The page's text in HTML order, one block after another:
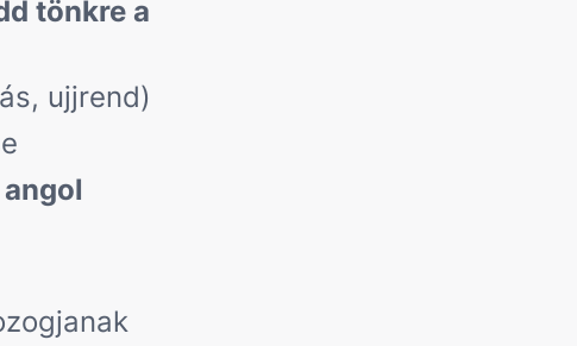
tönkre a
ujjrend)